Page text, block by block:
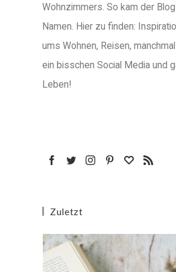
Wohnzimmers. So kam der
Namen. Hier zu finden:
ums Wohnen, Reisen,
ein bisschen Social Media und
Leben!
Zuletzt